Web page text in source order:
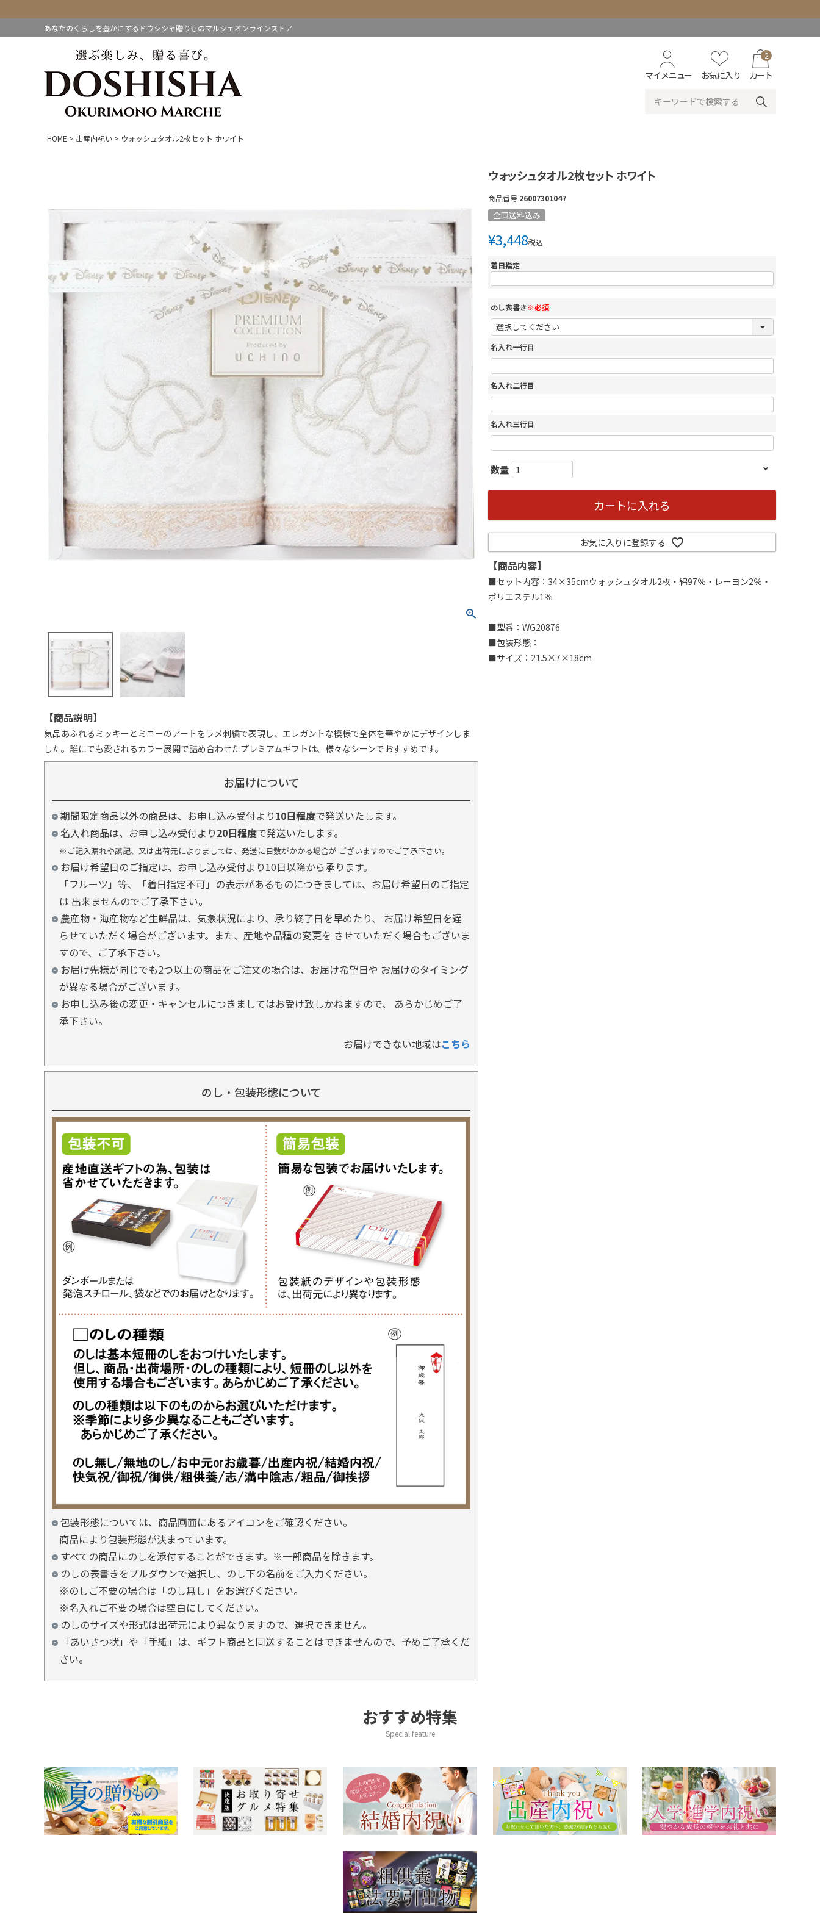
あなたのくらしを豊かにするドウシシャ贈りものマルシェオンラインストア
マイメニュー お気に入り
2
カート
HOME 出産内祝い ウォッシュタオル2枚セット ホワイト
【商品説明】
気品あふれるミッキーとミニーのアートをラメ刺繍で表現し、エレガントな模様で全体を華やかにデザインしま
した。誰にでも愛されるカラー展開で詰め合わせたプレミアムギフトは、様々なシーンでおすすめです。
お届けについて
期間限定商品以外の商品は、お申し込み受付より10日程度で発送いたします。
名入れ商品は、お申し込み受付より20日程度で発送いたします。
※ご記入漏れや誤記、又は出荷元によりましては、発送に日数がかかる場合が ございますのでご了承下さい。
お届け希望日のご指定は、お申し込み受付より10日以降から承ります。
「フルーツ」等、「着日指定不可」の表示があるものにつきましては、お届け希望日のご指定
は 出来ませんのでご了承下さい。
農産物・海産物など生鮮品は、気象状況により、承り終了日を早めたり、 お届け希望日を遅
らせていただく場合がございます。また、産地や品種の変更を させていただく場合もございま
すので、ご了承下さい。
お届け先様が同じでも2つ以上の商品をご注文の場合は、お届け希望日や お届けのタイミング
が異なる場合がございます。
お申し込み後の変更・キャンセルにつきましてはお受け致しかねますので、 あらかじめご了
承下さい。
お届けできない地域はこちら
のし・包装形態について
包装形態については、商品画面にあるアイコンをご確認ください。
商品により包装形態が決まっています。
すべての商品にのしを添付することができます。※一部商品を除きます。
のしの表書きをプルダウンで選択し、のし下の名前をご入力ください。
※のしご不要の場合は「のし無し」をお選びください。
※名入れご不要の場合は空白にしてください。
のしのサイズや形式は出荷元により異なりますので、選択できません。
「あいさつ状」や「手紙」は、ギフト商品と同送することはできませんので、予めご了承くだ
さい。
ウォッシュタオル2枚セット ホワイト
商品番号 26007301047
全国送料込み
¥3,448税込
着日指定
のし表書き※必須
名入れ一行目
名入れ二行目
名入れ三行目
カートに入れる
お気に入りに登録する
【商品内容】
■セット内容：34×35cmウォッシュタオル2枚・綿97％・レーヨン2％・
ポリエステル1％
■型番：WG20876
■包装形態：
■サイズ：21.5×7×18cm
おすすめ特集
Special feature